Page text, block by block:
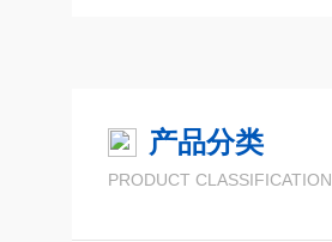
产品分类
PRODUCT CLASSIFICATION